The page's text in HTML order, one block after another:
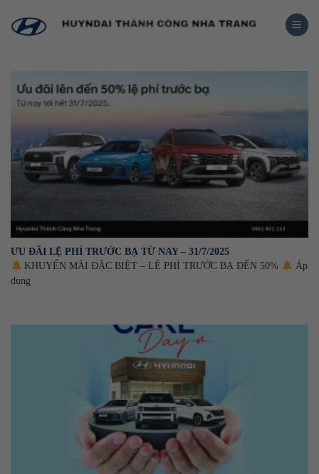
ƯU ĐÃI LỆ PHÍ TRƯỚC BẠ TỪ NAY – 31/7/2025
KHUYẾN MÃI ĐẶC BIỆT – LỆ PHÍ TRƯỚC BẠ ĐẾN 50%
Áp
dụng